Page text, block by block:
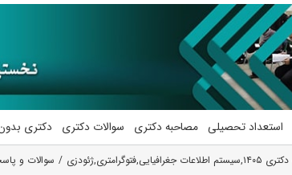
استعداد تحصیلی مصاحبه دکتری سوالات دکتری دکتری
۱۴۰۵ ,سیستم اطلاعات جغرافیایی,فتوگرامتری,ژئودزی سوالات و